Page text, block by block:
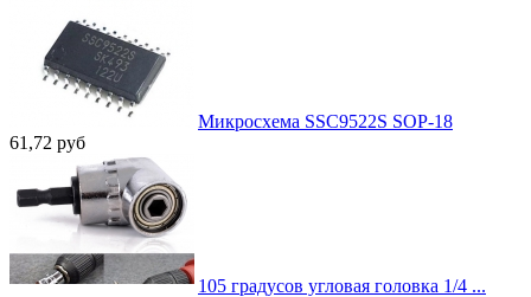
Микросхема SSC9522S SOP-18
61,72 руб
105 градусов угловая головка 1/4 ...